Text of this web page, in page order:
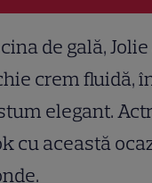
de gală,
crem fluidă,
elegant.
cu această